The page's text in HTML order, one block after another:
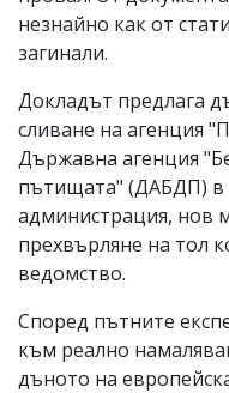
незнайно как от
загинали.
Докладът предлага
сливане на агенция
Държавна агенция
пътищата" (ДАБДП) в
администрация, нов
прехвърляне на тол
ведомство.
Според пътните
към реално
дъното на